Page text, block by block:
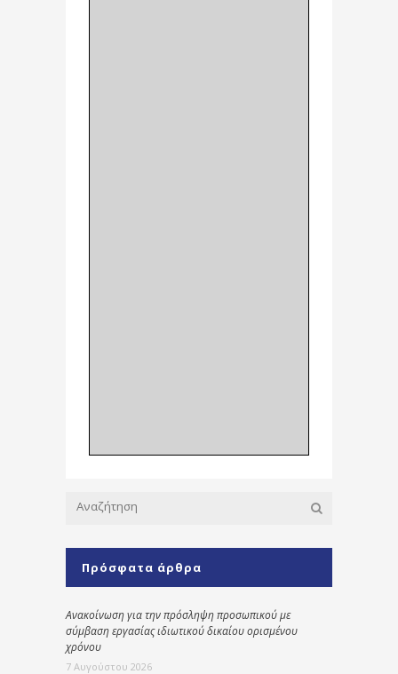
Πρόσφατα άρθρα
Ανακοίνωση για την πρόσληψη προσωπικού με
σύμβαση εργασίας ιδιωτικού δικαίου ορισμένου
χρόνου
7 Αυγούστου 2026